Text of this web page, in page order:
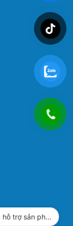
Chat để được hỗ trợ sản phẩm